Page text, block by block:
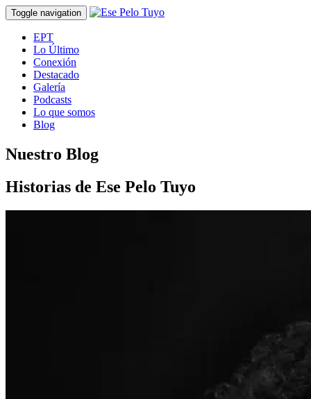
Toggle navigation
EPT
Lo Último
Conexión
Destacado
Galería
Podcasts
Lo que somos
Blog
Nuestro Blog
Historias de Ese Pelo Tuyo